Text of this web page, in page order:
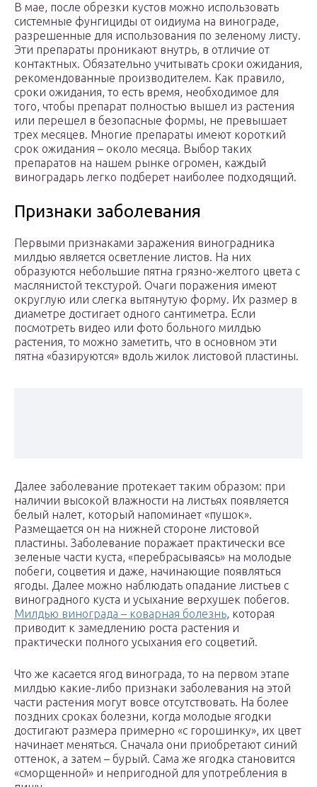
В мае, после обрезки кустов можно использовать
системные фунгициды от оидиума на винограде,
разрешенные для использования по зеленому листу.
Эти препараты проникают внутрь, в отличие от
контактных. Обязательно учитывать сроки ожидания,
рекомендованные производителем. Как правило,
сроки ожидания, то есть время, необходимое для
того, чтобы препарат полностью вышел из растения
или перешел в безопасные формы, не превышает
трех месяцев. Многие препараты имеют короткий
срок ожидания – около месяца. Выбор таких
препаратов на нашем рынке огромен, каждый
виноградарь легко подберет наиболее подходящий.
Признаки заболевания
Первыми признаками заражения виноградника
милдью является осветление листов. На них
образуются небольшие пятна грязно-желтого цвета с
маслянистой текстурой. Очаги поражения имеют
округлую или слегка вытянутую форму. Их размер в
диаметре достигает одного сантиметра. Если
посмотреть видео или фото больного милдью
растения, то можно заметить, что в основном эти
пятна «базируются» вдоль жилок листовой пластины.
Далее заболевание протекает таким образом: при
наличии высокой влажности на листьях появляется
белый налет, который напоминает «пушок».
Размещается он на нижней стороне листовой
пластины. Заболевание поражает практически все
зеленые части куста, «перебрасываясь» на молодые
побеги, соцветия и даже, начинающие появляться
ягоды. Далее можно наблюдать опадание листьев с
виноградного куста и усыхание верхушек побегов.
Милдью винограда – коварная болезнь, которая
приводит к замедлению роста растения и
практически полного усыхания его соцветий.
Что же касается ягод винограда, то на первом этапе
милдью какие-либо признаки заболевания на этой
части растения могут вовсе отсутствовать. На более
поздних сроках болезни, когда молодые ягодки
достигают размера примерно «с горошинку», их цвет
начинает меняться. Сначала они приобретают синий
оттенок, а затем – бурый. Сама же ягодка становится
«сморщенной» и непригодной для употребления в